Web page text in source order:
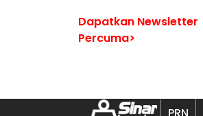
Dapatkan Newsletter
Percuma>